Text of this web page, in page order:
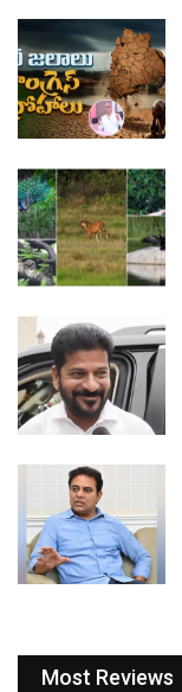
Most Reviews